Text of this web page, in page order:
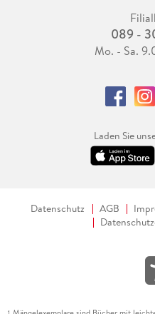
089 -
Mo. - Sa.
Laden Sie
Datenschutz AGB